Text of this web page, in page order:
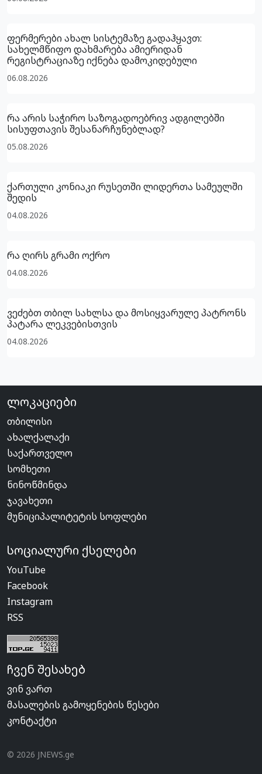
ფერმერები ახალ სისტემაზე გადაჰყავთ:
სახელმწიფო დახმარება ამიერიდან
რეგისტრაციაზე იქნება დამოკიდებული
06.08.2026
რა არის საჭირო საზოგადოებრივ ადგილებში
სისუფთავის შესანარჩუნებლად?
05.08.2026
ქართული კონიაკი რუსეთში ლიდერთა სამეულში
შედის
04.08.2026
რა ღირს გრამი ოქრო
04.08.2026
ვეძებთ თბილ სახლსა და მოსიყვარულე პატრონს
პატარა ლეკვებისთვის
04.08.2026
ლოკაციები
თბილისი
ახალქალაქი
საქართველო
სომხეთი
ნინოწმინდა
ჯავახეთი
მუნიციპალიტეტის სოფლები
სოციალური ქსელები
YouTube
Facebook
Instagram
RSS
ჩვენ შესახებ
ვინ ვართ
მასალების გამოყენების წესები
კონტაქტი
© 2026 JNEWS.ge